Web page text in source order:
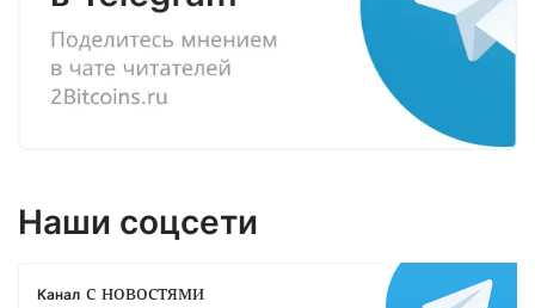
Наши соцсети
Канал с новостями